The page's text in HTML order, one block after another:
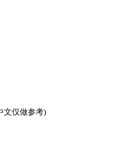
文仅做参考)